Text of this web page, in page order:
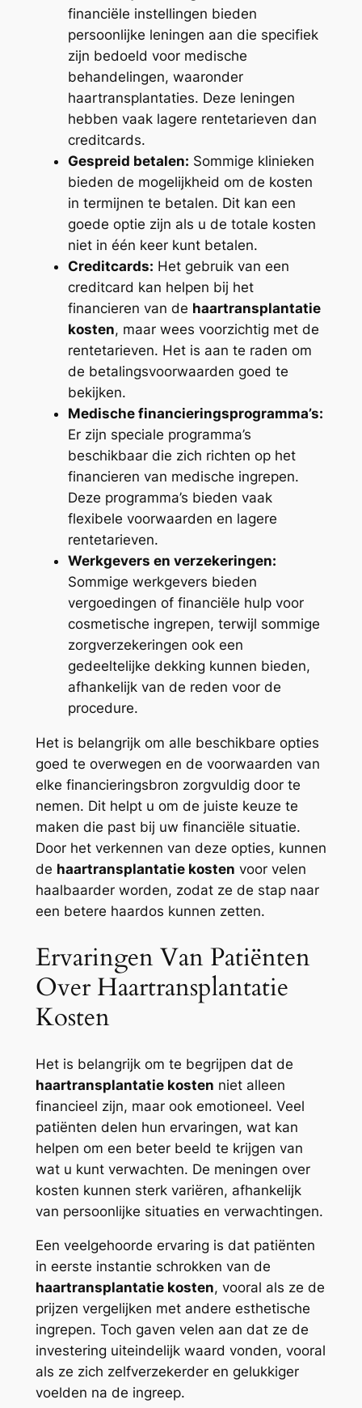
financiële instellingen bieden
persoonlijke leningen aan die specifiek
zijn bedoeld voor medische
behandelingen, waaronder
haartransplantaties. Deze leningen
hebben vaak lagere rentetarieven dan
creditcards.
Gespreid betalen: Sommige klinieken
bieden de mogelijkheid om de kosten
in termijnen te betalen. Dit kan een
goede optie zijn als u de totale kosten
niet in één keer kunt betalen.
Creditcards: Het gebruik van een
creditcard kan helpen bij het
financieren van de haartransplantatie
kosten, maar wees voorzichtig met de
rentetarieven. Het is aan te raden om
de betalingsvoorwaarden goed te
bekijken.
Medische financieringsprogramma’s:
Er zijn speciale programma’s
beschikbaar die zich richten op het
financieren van medische ingrepen.
Deze programma’s bieden vaak
flexibele voorwaarden en lagere
rentetarieven.
Werkgevers en verzekeringen:
Sommige werkgevers bieden
vergoedingen of financiële hulp voor
cosmetische ingrepen, terwijl sommige
zorgverzekeringen ook een
gedeeltelijke dekking kunnen bieden,
afhankelijk van de reden voor de
procedure.
Het is belangrijk om alle beschikbare opties
goed te overwegen en de voorwaarden van
elke financieringsbron zorgvuldig door te
nemen. Dit helpt u om de juiste keuze te
maken die past bij uw financiële situatie.
Door het verkennen van deze opties, kunnen
de haartransplantatie kosten voor velen
haalbaarder worden, zodat ze de stap naar
een betere haardos kunnen zetten.
Ervaringen Van Patiënten
Over Haartransplantatie
Kosten
Het is belangrijk om te begrijpen dat de
haartransplantatie kosten niet alleen
financieel zijn, maar ook emotioneel. Veel
patiënten delen hun ervaringen, wat kan
helpen om een beter beeld te krijgen van
wat u kunt verwachten. De meningen over
kosten kunnen sterk variëren, afhankelijk
van persoonlijke situaties en verwachtingen.
Een veelgehoorde ervaring is dat patiënten
in eerste instantie schrokken van de
haartransplantatie kosten, vooral als ze de
prijzen vergelijken met andere esthetische
ingrepen. Toch gaven velen aan dat ze de
investering uiteindelijk waard vonden, vooral
als ze zich zelfverzekerder en gelukkiger
voelden na de ingreep.